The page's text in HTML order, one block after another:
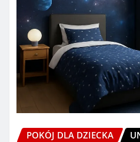
POKÓJ DLA DZIECKA